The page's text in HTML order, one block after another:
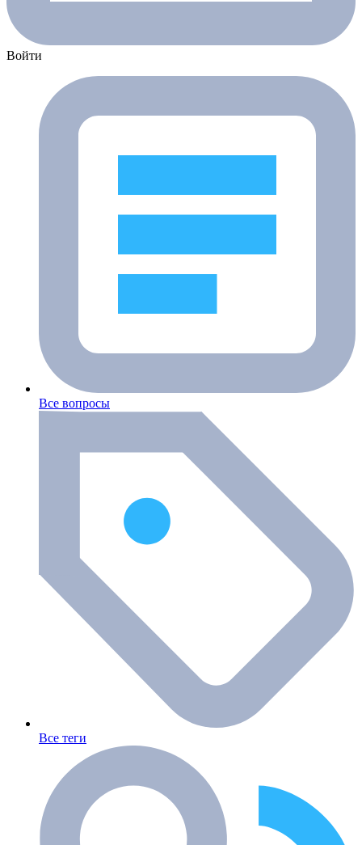
Войти
Все вопросы
Все теги